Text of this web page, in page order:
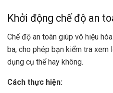
Khởi động chế độ an
Chế độ an toàn giúp vô hiệu
ba, cho phép bạn kiểm tra
dụng cụ thể hay không.
Cách thực hiện: